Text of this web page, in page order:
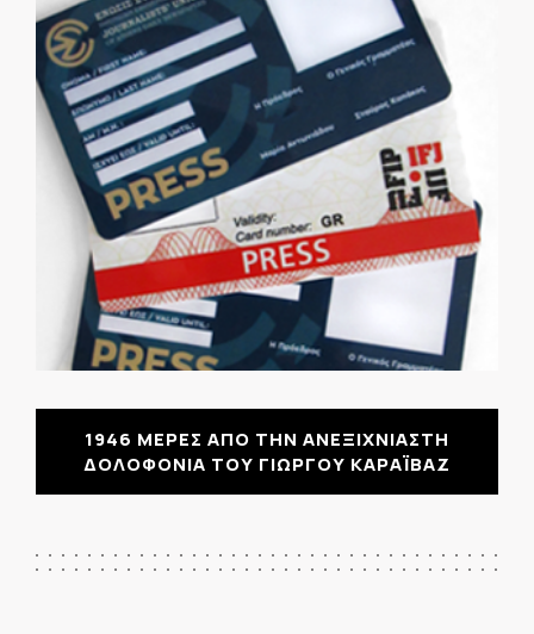
1946 ΜΕΡΕΣ ΑΠΟ ΤΗΝ ΑΝΕΞΙΧΝΙΑΣΤΗ
ΔΟΛΟΦΟΝΙΑ ΤΟΥ ΓΙΩΡΓΟΥ ΚΑΡΑΪΒΑΖ